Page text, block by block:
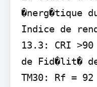
�nerg�tique
Indice de
13.3: CRI
de Fid�lit�
TM30: Rf = 92